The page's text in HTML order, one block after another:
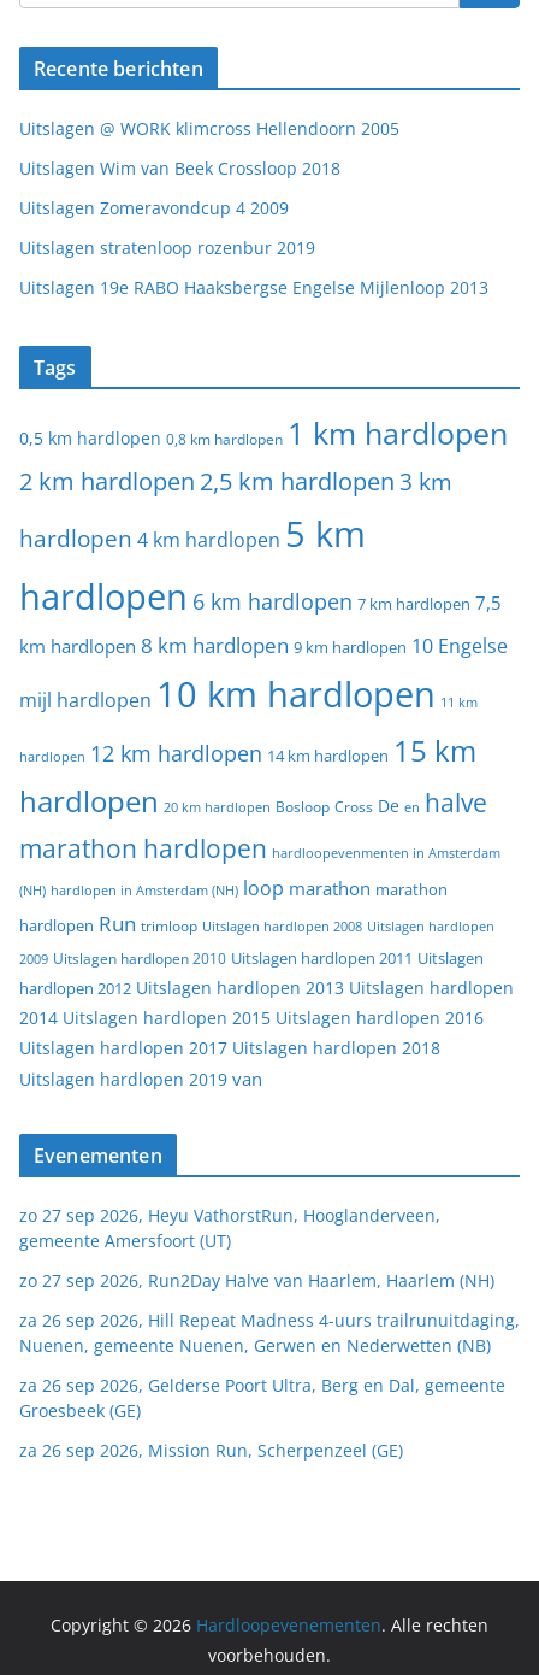
Recente berichten
Uitslagen @ WORK klimcross Hellendoorn 2005
Uitslagen Wim van Beek Crossloop 2018
Uitslagen Zomeravondcup 4 2009
Uitslagen stratenloop rozenbur 2019
Uitslagen 19e RABO Haaksbergse Engelse Mijlenloop 2013
Tags
0,5 km hardlopen 0,8 km hardlopen 1 km hardlopen
2 km hardlopen 2,5 km hardlopen 3 km
hardlopen 4 km hardlopen 5 km
hardlopen 6 km hardlopen 7 km hardlopen 7,5
km hardlopen 8 km hardlopen 9 km hardlopen 10 Engelse
mijl hardlopen 10 km hardlopen 11 km
hardlopen 12 km hardlopen 14 km hardlopen 15 km
hardlopen 20 km hardlopen Bosloop Cross De en halve
marathon hardlopen hardloopevenmenten in Amsterdam
(NH) hardlopen in Amsterdam (NH) loop marathon marathon
hardlopen Run trimloop Uitslagen hardlopen 2008 Uitslagen hardlopen
2009 Uitslagen hardlopen 2010 Uitslagen hardlopen 2011 Uitslagen
hardlopen 2012 Uitslagen hardlopen 2013 Uitslagen hardlopen
2014 Uitslagen hardlopen 2015 Uitslagen hardlopen 2016
Uitslagen hardlopen 2017 Uitslagen hardlopen 2018
Uitslagen hardlopen 2019 van
Evenementen
zo 27 sep 2026, Heyu VathorstRun, Hooglanderveen,
gemeente Amersfoort (UT)
zo 27 sep 2026, Run2Day Halve van Haarlem, Haarlem (NH)
za 26 sep 2026, Hill Repeat Madness 4-uurs trailrunuitdaging,
Nuenen, gemeente Nuenen, Gerwen en Nederwetten (NB)
za 26 sep 2026, Gelderse Poort Ultra, Berg en Dal, gemeente
Groesbeek (GE)
za 26 sep 2026, Mission Run, Scherpenzeel (GE)
Copyright © 2026 Hardloopevenementen. Alle rechten
voorbehouden.